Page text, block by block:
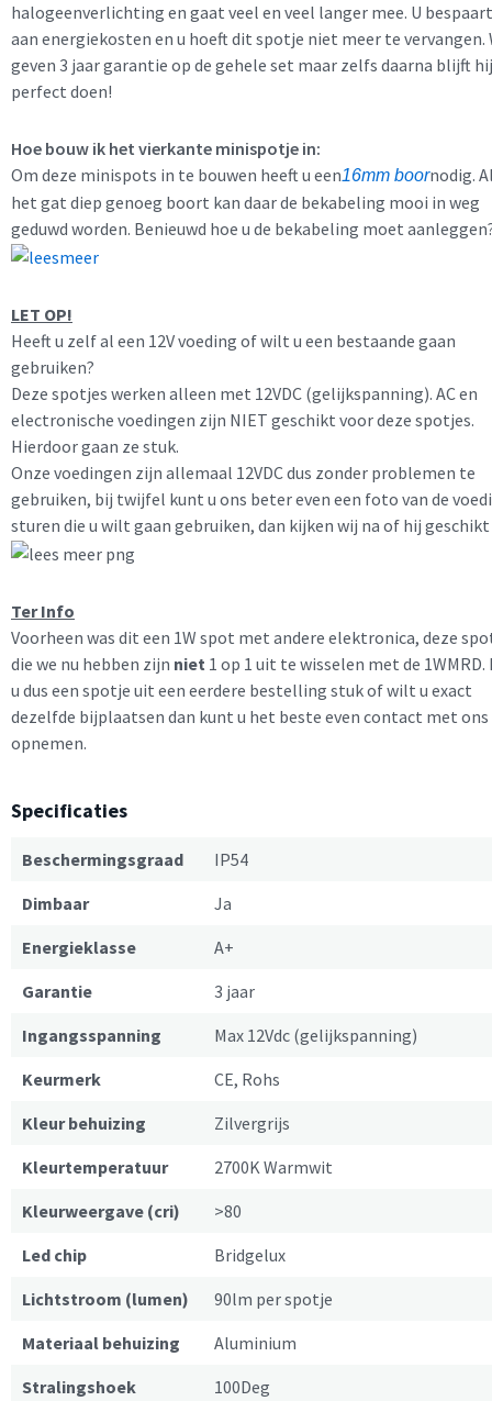
halogeenverlichting en gaat veel en veel langer mee. U
aan energiekosten en u hoeft dit spotje niet meer te vervangen.
geven 3 jaar garantie op de gehele set maar zelfs daarna blijft
perfect doen!
Hoe bouw ik het vierkante minispotje in:
Om deze minispots in te bouwen heeft u een16mm boornodig.
het gat diep genoeg boort kan daar de bekabeling mooi in weg
geduwd worden. Benieuwd hoe u de bekabeling moet
LET OP!
Heeft u zelf al een 12V voeding of wilt u een bestaande gaan
gebruiken?
Deze spotjes werken alleen met 12VDC (gelijkspanning). AC en
electronische voedingen zijn NIET geschikt voor deze spotjes.
Hierdoor gaan ze stuk.
Onze voedingen zijn allemaal 12VDC dus zonder problemen te
gebruiken, bij twijfel kunt u ons beter even een foto van de
sturen die u wilt gaan gebruiken, dan kijken wij na of hij geschikt
Ter Info
Voorheen was dit een 1W spot met andere elektronica, deze
die we nu hebben zijn niet 1 op 1 uit te wisselen met de 1WMRD.
u dus een spotje uit een eerdere bestelling stuk of wilt u exact
dezelfde bijplaatsen dan kunt u het beste even contact met ons
opnemen.
Specificaties
Beschermingsgraad
IP54
Dimbaar
Ja
Energieklasse
A+
Garantie
3 jaar
Ingangsspanning
Max 12Vdc (gelijkspanning)
Keurmerk
CE, Rohs
Kleur behuizing
Zilvergrijs
Kleurtemperatuur
2700K Warmwit
Kleurweergave (cri)
>80
Led chip
Bridgelux
Lichtstroom (lumen)
90lm per spotje
Materiaal behuizing
Aluminium
Stralingshoek
100Deg